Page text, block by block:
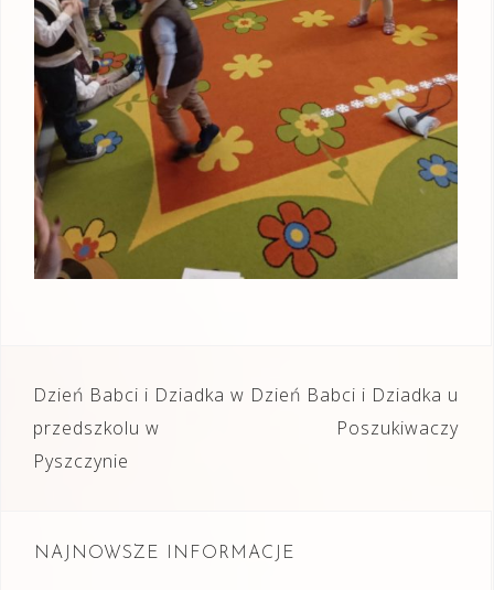
Nawigacja
wpisu
Dzień Babci i Dziadka w
przedszkolu w
Pyszczynie
Dzień Babci i Dziadka u
Poszukiwaczy
NAJNOWSZE INFORMACJE